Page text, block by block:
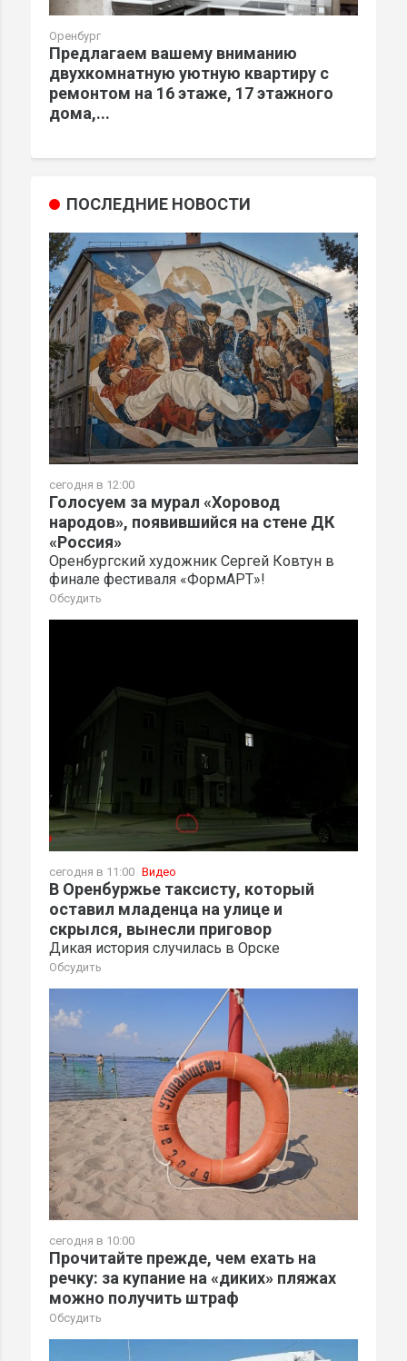
Оренбург
Предлагаем вашему вниманию
двухкомнатную уютную квартиру с
ремонтом на 16 этаже, 17 этажного
дома,...
ПОСЛЕДНИЕ НОВОСТИ
сегодня в 12:00
Голосуем за мурал «Хоровод
народов», появившийся на стене ДК
«Россия»
Оренбургский художник Сергей Ковтун в
финале фестиваля «ФормАРТ»!
Обсудить
сегодня в 11:00 Видео
В Оренбуржье таксисту, который
оставил младенца на улице и
скрылся, вынесли приговор
Дикая история случилась в Орске
Обсудить
сегодня в 10:00
Прочитайте прежде, чем ехать на
речку: за купание на «диких» пляжах
можно получить штраф
Обсудить